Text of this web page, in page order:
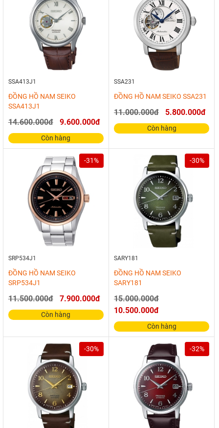
SSA413J1
ĐỒNG HỒ NAM SEIKO
SSA413J1
14.600.000đ 9.600.000đ
Còn hàng
SSA231
ĐỒNG HỒ NAM SEIKO SSA231
11.000.000đ 5.800.000đ
Còn hàng
-31%
SRP534J1
ĐỒNG HỒ NAM SEIKO
SRP534J1
11.500.000đ 7.900.000đ
Còn hàng
-30%
SARY181
ĐỒNG HỒ NAM SEIKO
SARY181
15.000.000đ
10.500.000đ
Còn hàng
-30% -32%